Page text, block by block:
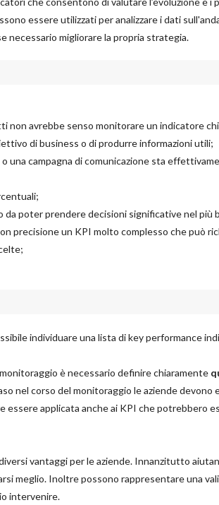
essere utilizzati per analizzare i dati
necessario migliorare la propria strategia.
non avrebbe senso monitorare un indicatore
di business o di produrre informazioni utili;
una campagna di comunicazione sta
da poter prendere decisioni significative nel più
precisione un KPI molto complesso che può
individuare una lista di key performance
è necessario definire chiaramente
nel corso del monitoraggio le aziende devono
applicata anche ai KPI che potrebbero
vantaggi per le aziende. Innanzitutto
meglio. Inoltre possono rappresentare una
intervenire.